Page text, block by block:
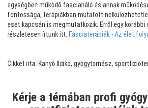
egységben működő fasciaháló és annak
fontossága, terápiákban mutatott
eset kapcsán is megmutatkozik. Erről egy korábbi
részletesen írtunk itt: Fasciaterápiák - Az élet
Cikket írta: Kanyó Ildikó, gyógytornász,
Kérje a témában profi